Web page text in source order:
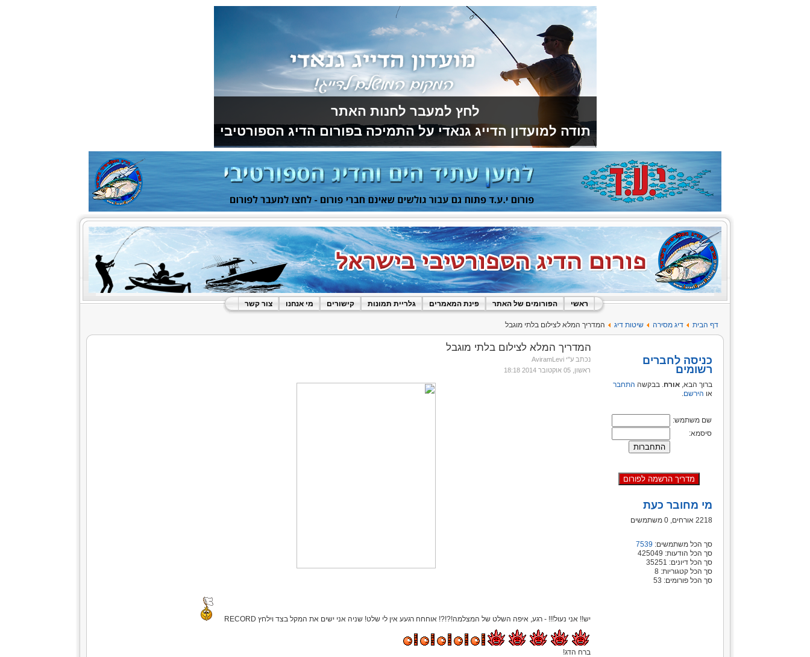
לחץ למעבר לחנות האתר
תודה למועדון הדייג גנאדי על התמיכה בפורום הדיג הספורטיבי
ראשי הפורומים של האתר פינת המאמרים גלריית תמונות קישורים מי אנחנו צור קשר
דף הבית דיג מסירה שיטות דיג המדריך המלא לצילום בלתי מוגבל
כניסה לחברים
רשומים
ברוך הבא, אורח. בבקשה התחבר
או הירשם.
שם משתמש:
סיסמא:
מי מחובר כעת
2218 אורחים, 0 משתמשים
סך הכל משתמשים: 7539
סך הכל הודעות: 425049
סך הכל דיונים: 35251
סך הכל קטגוריות: 8
סך הכל פורומים: 53
המדריך המלא לצילום בלתי מוגבל
נכתב ע"י AviramLevi
ראשון, 05 אוקטובר 2014 18:18
יש!! אני נעול!!! - רגע, איפה השלט של המצלמה!?!?! אוחחח רגעע אין לי שלט! שניה אני ישים את המקל בצד וילחץ RECORD
ברח הדג!